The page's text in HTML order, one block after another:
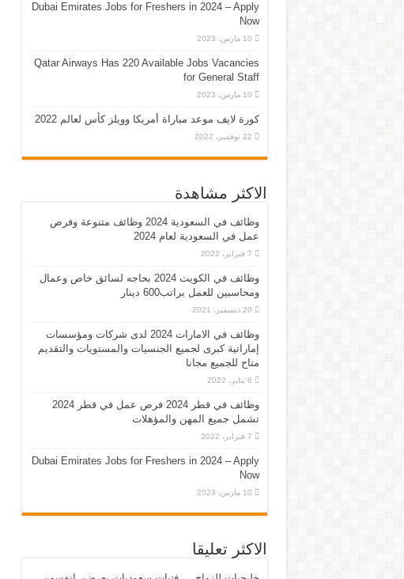
Dubai Emirates Jobs for Freshers in 2024 – Apply
Now
10 مارس، 2023
Qatar Airways Has 220 Available Jobs Vacancies
for General Staff
10 مارس، 2023
كورة لايف موعد مباراة أمريكا وويلز كأس لعالم 2022
22 نوفمبر، 2022
الاكثر مشاهدة
وظائف في السعودية 2024 وظائف متنوعة وفرص
عمل في السعودية لعام 2024
7 فبراير، 2022
وظائف في الكويت 2024 بحاجه لسائق خاص وعمال
ومحاسبين للعمل براتب600 دينار
20 ديسمبر، 2021
وظائف في الامارات 2024 لدى شركات ومؤسسات
إماراتية كبرى لجميع الجنسيات والمستويات والتقديم
متاح للجميع مجانا
6 يناير، 2022
وظائف في قطر 2024 فرص عمل في قطر 2024
تشمل جميع المهن والمؤهلات
7 فبراير، 2022
Dubai Emirates Jobs for Freshers in 2024 – Apply
Now
10 مارس، 2023
الاكثر تعليقا